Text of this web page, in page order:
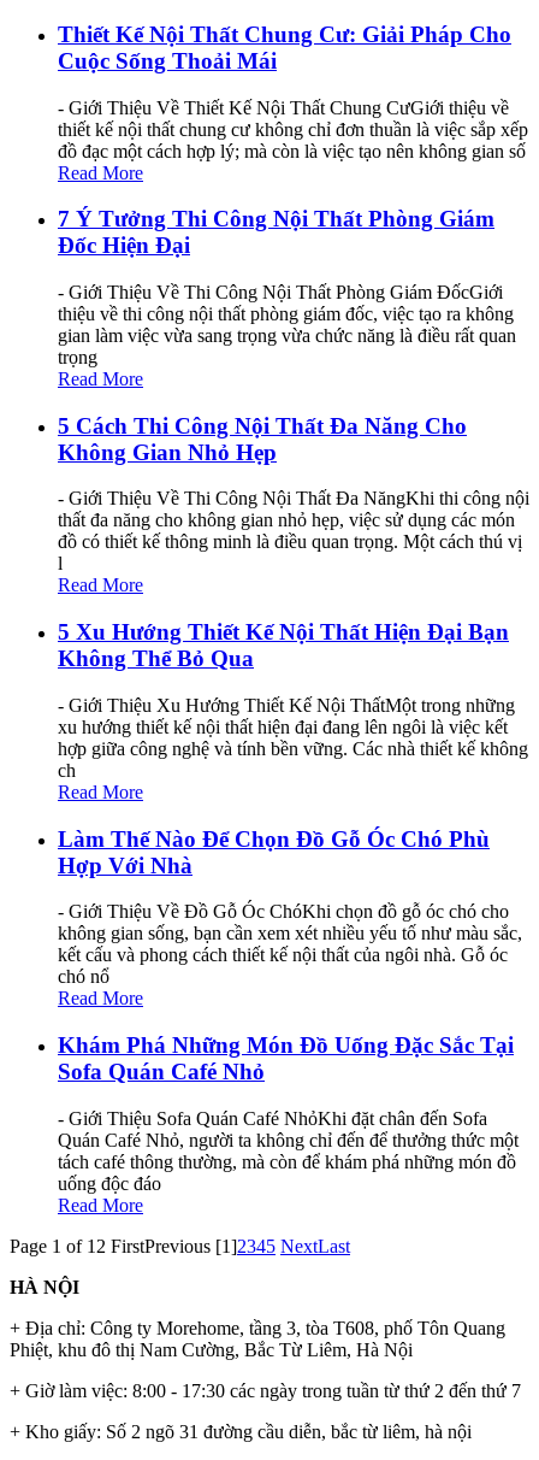
Thiết Kế Nội Thất Chung Cư: Giải Pháp Cho
Cuộc Sống Thoải Mái
- Giới Thiệu Về Thiết Kế Nội Thất Chung CưGiới thiệu về
thiết kế nội thất chung cư không chỉ đơn thuần là việc sắp xếp
đồ đạc một cách hợp lý; mà còn là việc tạo nên không gian số
Read More
7 Ý Tưởng Thi Công Nội Thất Phòng Giám
Đốc Hiện Đại
- Giới Thiệu Về Thi Công Nội Thất Phòng Giám ĐốcGiới
thiệu về thi công nội thất phòng giám đốc, việc tạo ra không
gian làm việc vừa sang trọng vừa chức năng là điều rất quan
trọng
Read More
5 Cách Thi Công Nội Thất Đa Năng Cho
Không Gian Nhỏ Hẹp
- Giới Thiệu Về Thi Công Nội Thất Đa NăngKhi thi công nội
thất đa năng cho không gian nhỏ hẹp, việc sử dụng các món
đồ có thiết kế thông minh là điều quan trọng. Một cách thú vị
l
Read More
5 Xu Hướng Thiết Kế Nội Thất Hiện Đại Bạn
Không Thể Bỏ Qua
- Giới Thiệu Xu Hướng Thiết Kế Nội ThấtMột trong những
xu hướng thiết kế nội thất hiện đại đang lên ngôi là việc kết
hợp giữa công nghệ và tính bền vững. Các nhà thiết kế không
ch
Read More
Làm Thế Nào Để Chọn Đồ Gỗ Óc Chó Phù
Hợp Với Nhà
- Giới Thiệu Về Đồ Gỗ Óc ChóKhi chọn đồ gỗ óc chó cho
không gian sống, bạn cần xem xét nhiều yếu tố như màu sắc,
kết cấu và phong cách thiết kế nội thất của ngôi nhà. Gỗ óc
chó nổ
Read More
Khám Phá Những Món Đồ Uống Đặc Sắc Tại
Sofa Quán Café Nhỏ
- Giới Thiệu Sofa Quán Café NhỏKhi đặt chân đến Sofa
Quán Café Nhỏ, người ta không chỉ đến để thưởng thức một
tách café thông thường, mà còn để khám phá những món đồ
uống độc đáo
Read More
Page 1 of 12 FirstPrevious [1]2345 NextLast
HÀ NỘI
+ Địa chỉ: Công ty Morehome, tầng 3, tòa T608, phố Tôn Quang
Phiệt, khu đô thị Nam Cường, Bắc Từ Liêm, Hà Nội
+ Giờ làm việc: 8:00 - 17:30 các ngày trong tuần từ thứ 2 đến thứ 7
+ Kho giấy: Số 2 ngõ 31 đường cầu diễn, bắc từ liêm, hà nội